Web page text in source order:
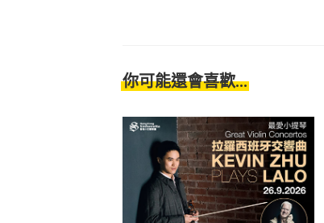
你可能還會喜歡...